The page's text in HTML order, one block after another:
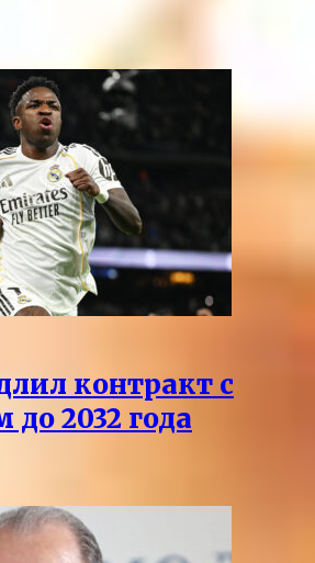
контракт с
2032 года